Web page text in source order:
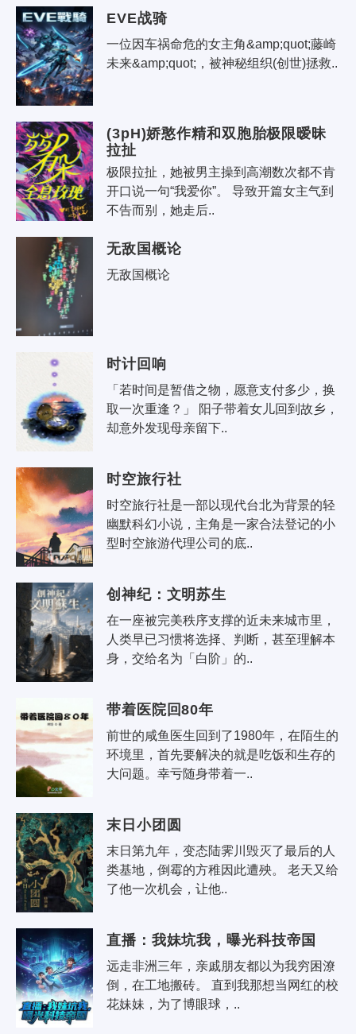
EVE战骑
一位因车祸命危的女主角&amp;quot;藤崎
未来&amp;quot;，被神秘组织(创世)拯救..
(3pH)娇憨作精和双胞胎极限暧昧
拉扯
极限拉扯，她被男主操到高潮数次都不肯
开口说一句“我爱你”。 导致开篇女主气到
不告而别，她走后..
无敌国概论
无敌国概论
时计回响
「若时间是暂借之物，愿意支付多少，换
取一次重逢？」 阳子带着女儿回到故乡，
却意外发现母亲留下..
时空旅行社
时空旅行社是一部以现代台北为背景的轻
幽默科幻小说，主角是一家合法登记的小
型时空旅游代理公司的底..
创神纪：文明苏生
在一座被完美秩序支撑的近未来城市里，
人类早已习惯将选择、判断，甚至理解本
身，交给名为「白阶」的..
带着医院回80年
前世的咸鱼医生回到了1980年，在陌生的
环境里，首先要解决的就是吃饭和生存的
大问题。幸亏随身带着一..
末日小团圆
末日第九年，变态陆霁川毁灭了最后的人
类基地，倒霉的方稚因此遭殃。 老天又给
了他一次机会，让他..
直播：我妹坑我，曝光科技帝国
远走非洲三年，亲戚朋友都以为我穷困潦
倒，在工地搬砖。 直到我那想当网红的校
花妹妹，为了博眼球，..